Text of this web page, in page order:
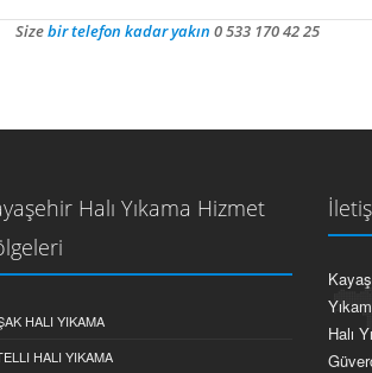
Sizebir telefon kadar yakın 0 533 170 42 25
Halı Yıkama Hizmet
HALI YIKAMA
HALI YIKAMA
Halı